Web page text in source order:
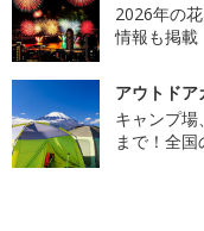
2026年の
情報も掲載
アウトドア
キャンプ
まで！全